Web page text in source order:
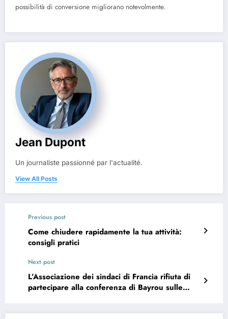
possibilità di conversione migliorano notevolmente.
Jean Dupont
Un journaliste passionné par l'actualité.
View All Posts
Previous post
Come chiudere rapidamente la tua attività:
consigli pratici
Next post
L’Associazione dei sindaci di Francia rifiuta di
partecipare alla conferenza di Bayrou sulle